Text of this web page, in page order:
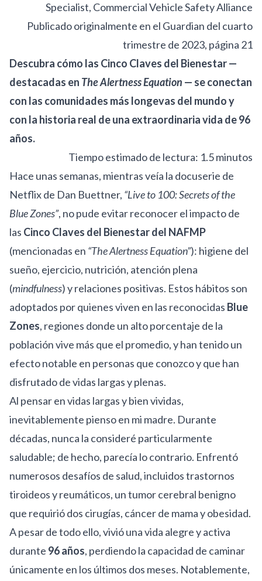
Specialist, Commercial Vehicle Safety Alliance
Publicado originalmente en el Guardian del cuarto
trimestre de 2023, página 21
Descubra cómo las Cinco Claves del Bienestar —
destacadas en The Alertness Equation — se conectan
con las comunidades más longevas del mundo y
con la historia real de una extraordinaria vida de 96
años.
Tiempo estimado de lectura: 1.5 minutos
Hace unas semanas, mientras veía la docuserie de
Netflix de Dan Buettner, “Live to 100: Secrets of the
Blue Zones”, no pude evitar reconocer el impacto de
las Cinco Claves del Bienestar del NAFMP
(mencionadas en “The Alertness Equation”): higiene del
sueño, ejercicio, nutrición, atención plena
(mindfulness) y relaciones positivas. Estos hábitos son
adoptados por quienes viven en las reconocidas Blue
Zones, regiones donde un alto porcentaje de la
población vive más que el promedio, y han tenido un
efecto notable en personas que conozco y que han
disfrutado de vidas largas y plenas.
Al pensar en vidas largas y bien vividas,
inevitablemente pienso en mi madre. Durante
décadas, nunca la consideré particularmente
saludable; de hecho, parecía lo contrario. Enfrentó
numerosos desafíos de salud, incluidos trastornos
tiroideos y reumáticos, un tumor cerebral benigno
que requirió dos cirugías, cáncer de mama y obesidad.
A pesar de todo ello, vivió una vida alegre y activa
durante 96 años, perdiendo la capacidad de caminar
únicamente en los últimos dos meses. Notablemente,